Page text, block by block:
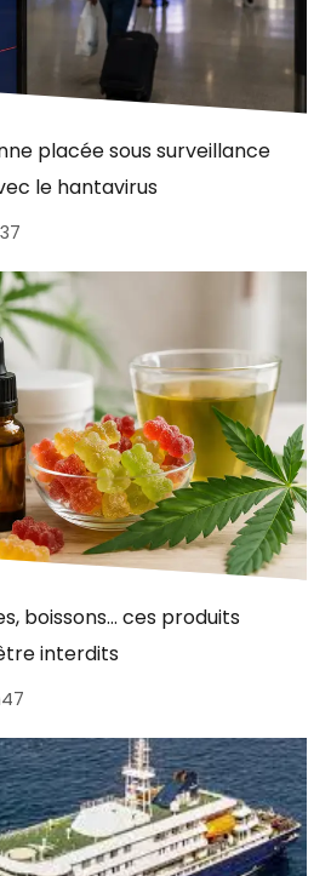
placée sous surveillance
le hantavirus
boissons… ces produits
interdits